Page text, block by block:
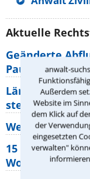
anwalt-
Außerdem
Website im
dem Klick auf
der
eingesetzten
verwalten"
Aktuelle
Geänderte
Lärm von den
stehen mir zu?
Wer muss
15 elementare